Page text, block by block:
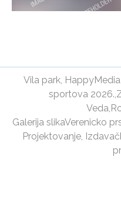
Vila park HappyMedia
sportova 2026.
Veda
Galerija slikaVerenicko
Projektovanje,